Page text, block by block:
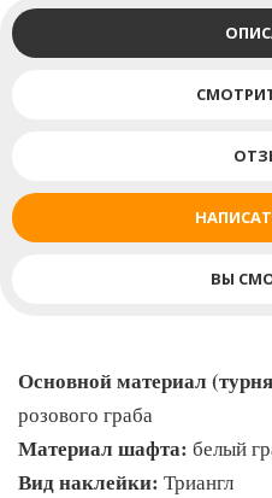
ВЫ
Основной материал
розового граба
Материал шафта: белый
Вид наклейки: Триангл